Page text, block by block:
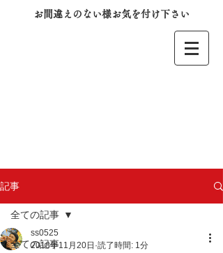
お間違えのない様お気を付け下さい
記事
全ての記事
全ての記事
ss0525
2018年11月20日 読了時間: 1分